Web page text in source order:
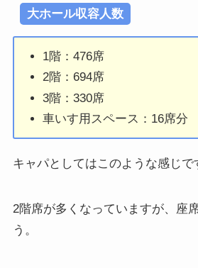
大ホール収容人数
1階：476席
2階：694席
3階：330席
車いす用スペース：16席分
キャパとしてはこのような感じで
2階席が多くなっていますが、座
う。